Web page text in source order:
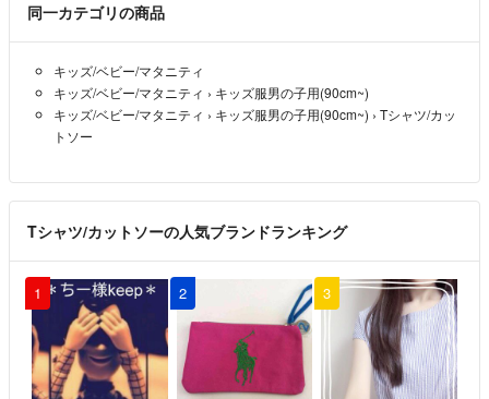
同一カテゴリの商品
キッズ/ベビー/マタニティ
キッズ/ベビー/マタニティ › キッズ服男の子用(90cm~)
キッズ/ベビー/マタニティ › キッズ服男の子用(90cm~) › Tシャツ/カッ
トソー
Tシャツ/カットソーの人気ブランドランキング
1 2 3